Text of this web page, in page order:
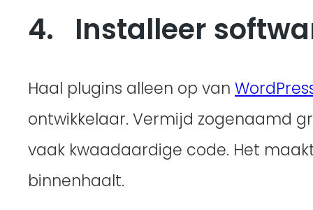
4. Installeer
Haal plugins alleen op van
ontwikkelaar. Vermijd zogenaamd
vaak kwaadaardige code. Het
binnenhaalt.